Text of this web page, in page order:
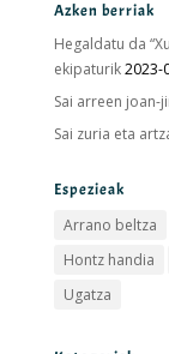
Azken berriak
Hegaldatu da
ekipaturik2023-
Sai arreen joan-
Sai zuria eta
Espezieak
Arrano beltza
Hontz handia
Ugatza